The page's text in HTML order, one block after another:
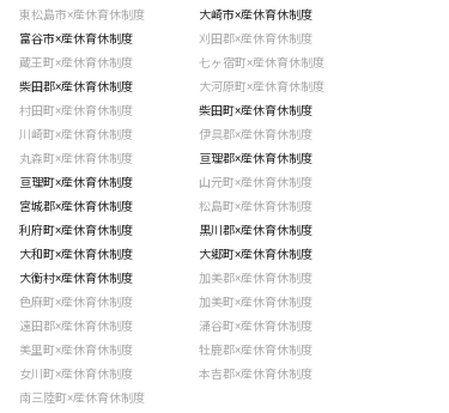
東松島市×産休育休制度
大崎市×産休育休制度
富谷市×産休育休制度
刈田郡×産休育休制度
蔵王町×産休育休制度
七ヶ宿町×産休育休制度
柴田郡×産休育休制度
大河原町×産休育休制度
村田町×産休育休制度
柴田町×産休育休制度
川崎町×産休育休制度
伊具郡×産休育休制度
丸森町×産休育休制度
亘理郡×産休育休制度
亘理町×産休育休制度
山元町×産休育休制度
宮城郡×産休育休制度
松島町×産休育休制度
利府町×産休育休制度
黒川郡×産休育休制度
大和町×産休育休制度
大郷町×産休育休制度
大衡村×産休育休制度
加美郡×産休育休制度
色麻町×産休育休制度
加美町×産休育休制度
遠田郡×産休育休制度
涌谷町×産休育休制度
美里町×産休育休制度
牡鹿郡×産休育休制度
女川町×産休育休制度
本吉郡×産休育休制度
南三陸町×産休育休制度